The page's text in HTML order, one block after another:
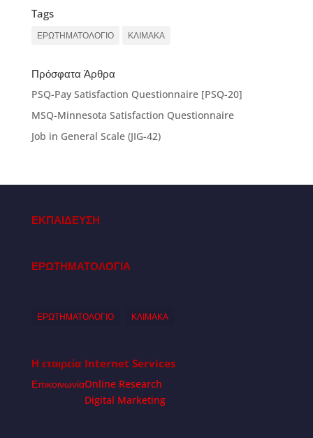
Tags
ΕΡΩΤΗΜΑΤΟΛΟΓΙΟ ΚΛΙΜΑΚΑ
Πρόσφατα Άρθρα
PSQ-Pay Satisfaction Questionnaire [PSQ-20]
MSQ-Minnesota Satisfaction Questionnaire
Job in General Scale (JIG-42)
ΕΚΠΑΙΔΕΥΣΗ
ΕΡΩΤΗΜΑΤΟΛΟΓΙΑ
ΕΡΩΤΗΜΑΤΟΛΟΓΙΟ ΚΛΙΜΑΚΑ
Η εταιρεία
Επικοινωνία
Internet Services
Online Research
Digital Marketing